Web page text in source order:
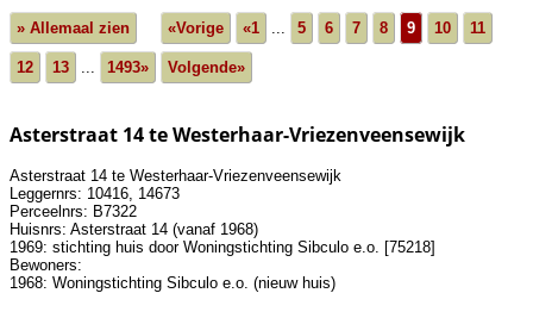
» Allemaal zien «Vorige «1 ... 5 6 7 8 9 10 11
12 13 ... 1493» Volgende»
Asterstraat 14 te Westerhaar-Vriezenveensewijk
Asterstraat 14 te Westerhaar-Vriezenveensewijk
Leggernrs: 10416, 14673
Perceelnrs: B7322
Huisnrs: Asterstraat 14 (vanaf 1968)
1969: stichting huis door Woningstichting Sibculo e.o. [75218]
Bewoners:
1968: Woningstichting Sibculo e.o. (nieuw huis)